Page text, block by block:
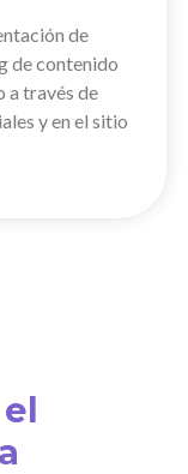
de
de contenido
a través de
y en el sitio